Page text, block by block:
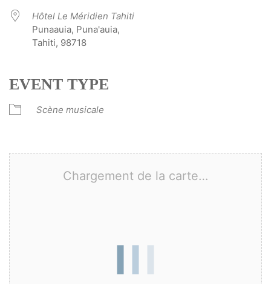
Hôtel Le Méridien Tahiti
Punaauia, Puna'auia,
Tahiti, 98718
EVENT TYPE
Scène musicale
Chargement de la carte…